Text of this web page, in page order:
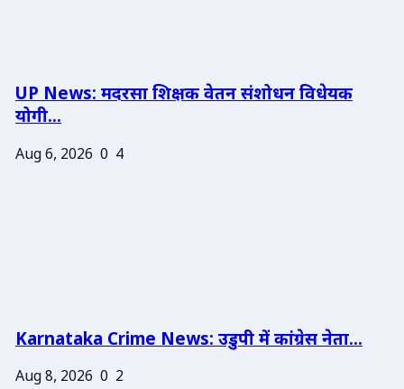
UP News: मदरसा शिक्षक वेतन संशोधन विधेयक
योगी...
Aug 6, 2026 0 4
Karnataka Crime News: उडुपी में कांग्रेस नेता...
Aug 8, 2026 0 2